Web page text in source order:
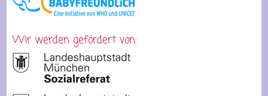
Wir werden gefördert von: